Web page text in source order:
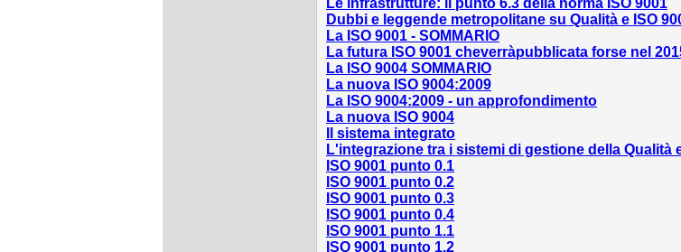
Le infrastrutture: il punto 6.3 della norma ISO 9001
Dubbi e leggende metropolitane su Qualità e ISO
La ISO 9001 - SOMMARIO
La futura ISO 9001 cheverràpubblicata forse nel
La ISO 9004 SOMMARIO
La nuova ISO 9004:2009
La ISO 9004:2009 - un approfondimento
La nuova ISO 9004
Il sistema integrato
L'integrazione tra i sistemi di gestione della Qualità
ISO 9001 punto 0.1
ISO 9001 punto 0.2
ISO 9001 punto 0.3
ISO 9001 punto 0.4
ISO 9001 punto 1.1
ISO 9001 punto 1.2